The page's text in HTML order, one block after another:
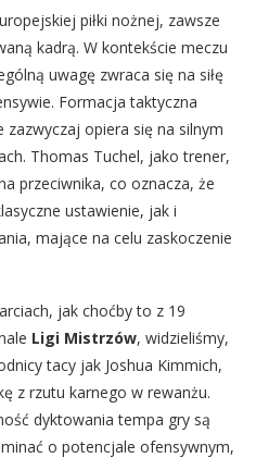
piłki nożnej, zawsze
kadrą. W kontekście meczu
uwagę zwraca się na siłę
Formacja taktyczna
opiera się na silnym
Thomas Tuchel, jako trener,
przeciwnika, co oznacza, że
ustawienie, jak i
mające na celu zaskoczenie
jak choćby to z 19
Ligi Mistrzów, widzieliśmy,
tacy jak Joshua Kimmich,
z rzutu karnego w rewanżu.
dyktowania tempa gry są
o potencjale ofensywnym,